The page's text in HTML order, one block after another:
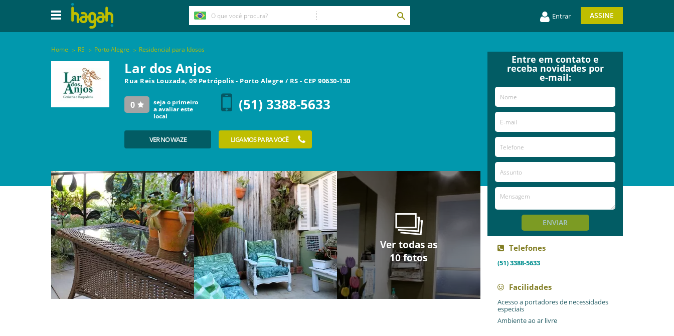
Entrar ASSINE
Home RS Porto Alegre Residencial para Idosos
Lar dos Anjos
Rua Reis Louzada, 09 Petrópolis- Porto Alegre / RS - CEP90630-130
0
seja o primeiro
a avaliar este
local
(51) 3388-5633
VER NO WAZE LIGAMOS PARA VOCÊ
Ver todas as
10 fotos
Ver todas as
10 fotos
Ver todas as
10 fotos
Ver todas as
10 fotos
Ver todas as
10 fotos
Ver todas as
10 fotos
Ver todas as
10 fotos
Ver todas as
10 fotos
Ver todas as
10 fotos
Ver todas as
10 fotos
Entre em contato e
receba novidades por
e-mail:
ENVIAR
Telefones
(51) 3388-5633
Facilidades
Acesso a portadores de necessidades
especiais
Ambiente ao ar livre